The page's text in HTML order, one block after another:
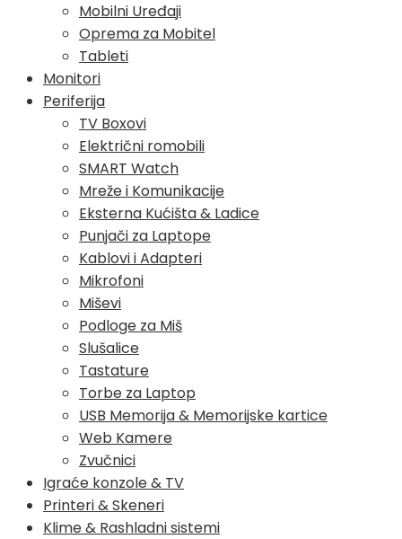
Mobilni Uređaji
Oprema za Mobitel
Tableti
Monitori
Periferija
TV Boxovi
Električni romobili
SMART Watch
Mreže i Komunikacije
Eksterna Kućišta & Ladice
Punjači za Laptope
Kablovi i Adapteri
Mikrofoni
Miševi
Podloge za Miš
Slušalice
Tastature
Torbe za Laptop
USB Memorija & Memorijske kartice
Web Kamere
Zvučnici
Igraće konzole & TV
Printeri & Skeneri
Klime & Rashladni sistemi